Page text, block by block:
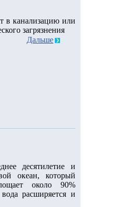
в канализацию или
загрязнения
Дальше
десятилетие и
океан, который
около 90%
расширяется и